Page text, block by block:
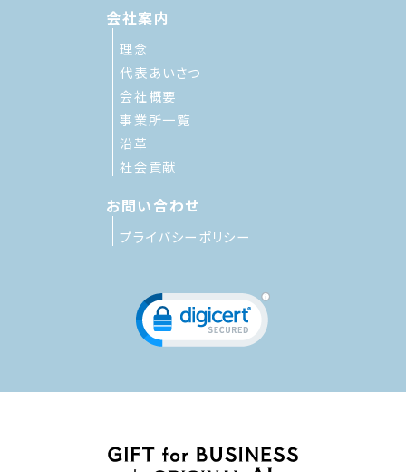
会社案内
理念
代表あいさつ
会社概要
事業所一覧
沿革
社会貢献
お問い合わせ
プライバシーポリシー